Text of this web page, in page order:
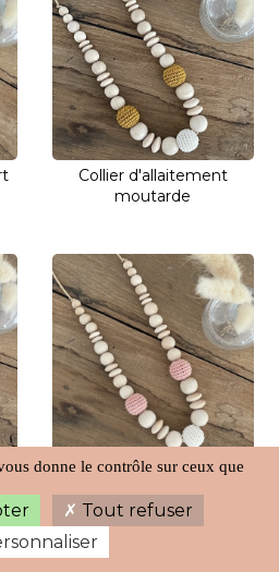
Collier d'allaitement
moutarde
Collier d'allaitement rose
donne le contrôle sur ceux que
Tout refuser